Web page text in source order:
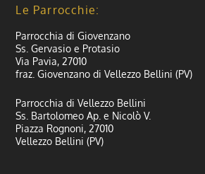
Le Parrocchie:
Parrocchia di Giovenzano
Ss. Gervasio e Protasio
Via Pavia, 27010
fraz. Giovenzano di Vellezzo Bellini (PV)
Parrocchia di Vellezzo Bellini
Ss. Bartolomeo Ap. e Nicolò V.
Piazza Rognoni, 27010
Vellezzo Bellini (PV)